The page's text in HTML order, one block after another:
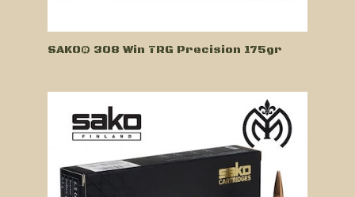
SAKO® 308 Win TRG Precision 175gr